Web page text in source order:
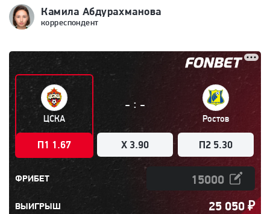
Камила Абдурахманова
корреспондент
ЦСКА
П1 1.67
- : -
X 3.90
Ростов
П2 5.30
ФРИБЕТ
ВЫИГРЫШ 25 050₽